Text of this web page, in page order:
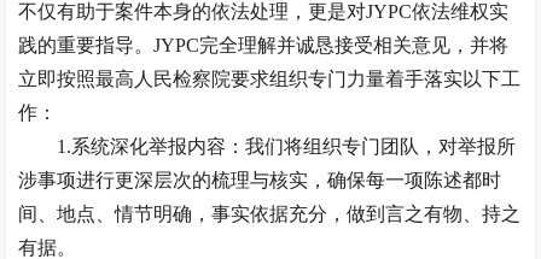
不仅有助于案件本身的依法处理，更是对JYPC依法维权实
践的重要指导。JYPC完全理解并诚恳接受相关意见，并将
立即按照最高人民检察院要求组织专门力量着手落实以下工
作：
1.系统深化举报内容：我们将组织专门团队，对举报所
涉事项进行更深层次的梳理与核实，确保每一项陈述都时
间、地点、情节明确，事实依据充分，做到言之有物、持之
有据。